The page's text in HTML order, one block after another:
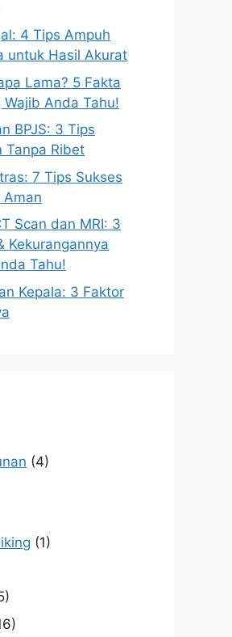
4 Tips Ampuh
untuk Hasil Akurat
Lama? 5 Fakta
Anda Tahu!
BPJS: 3 Tips
Tanpa Ribet
7 Tips Sukses
Aman
Scan dan MRI: 3
Kekurangannya
Tahu!
Kepala: 3 Faktor
(4)
(1)